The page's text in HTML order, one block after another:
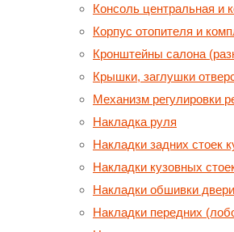
Консоль центральная и
Корпус отопителя и
Кронштейны салона
Крышки, заглушки
Механизм регулировки
Накладка руля
Накладки задних стоек
Накладки кузовных
Накладки обшивки двери
Накладки передних